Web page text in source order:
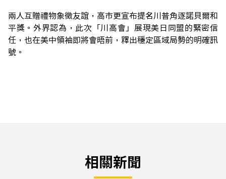
兩人互贈禮物象徵友誼，高市更宣布提名川普角逐諾貝爾和
平獎。外界認為，此次「川高會」展現美日同盟的緊密信
任，也在美中領袖即將會晤前，釋出穩定區域局勢的明確訊
號。
相關新聞